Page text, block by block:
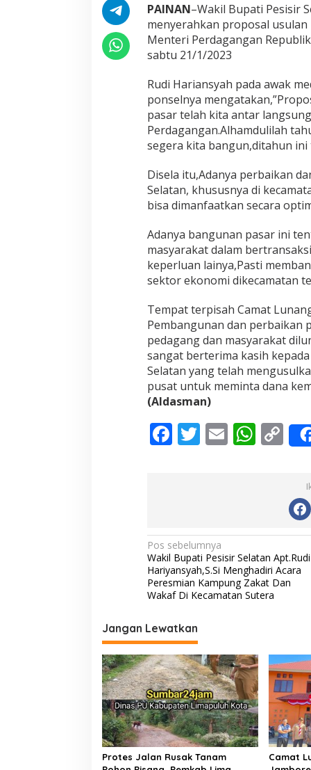
i
M
a
s
a
k
a
t
P
s
s
e
l
a
b
u
p
P
s
s
e
l
A
p
t
d
H
s
a
h
T
e
e
n
t
r
i
P
e
r
PAINAN–Wakil Bupati Pesisir
menyerahkan proposal
Menteri Perdagangan
sabtu 21/1/2023
Rudi Hariansyah pada awak
ponselnya
pasar telah kita antar
Perdagangan.Alhamdulilah
segera kita bangun,ditahun ini
Disela itu,Adanya perbaikan
Selatan, khususnya di
bisa dimanfaatkan secara
Adanya bangunan pasar ini
masyarakat dalam
keperluan lainya,Pasti
sektor ekonomi dikecamatan
Tempat terpisah Camat
Pembangunan dan perbaikan
pedagang dan masyarakat
sangat berterima kasih
Selatan yang telah
pusat untuk meminta dana
(Aldasman)
F
o
k
T E W
p
p
C
o
y
Li
n
k
N
a
v
i
g
a
s
i
p
o
s
Pos sebelumnya
Wakil Bupati Pesisir Selatan Apt.Rudi
Hariyansyah,S.Si Menghadiri Acara
Peresmian Kampung Zakat Dan
Wakaf Di Kecamatan Sutera
Jangan Lewatkan
Protes Jalan Rusak Tanam
Camat